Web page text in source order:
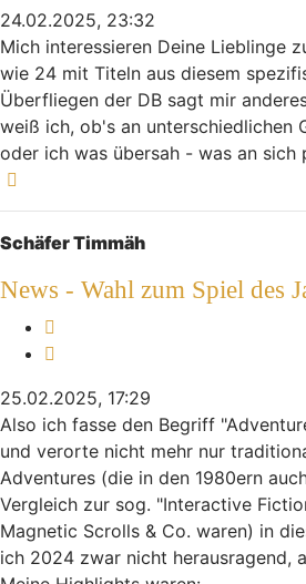
24.02.2025, 23:32
Mich interessieren Deine Lieblinge
wie 24 mit Titeln aus diesem
Überfliegen der DB sagt mir
weiß ich, ob's an unterschiedlichen
oder ich was übersah - was an sich
Schäfer Timmäh
News - Wahl zum Spiel des
25.02.2025, 17:29
Also ich fasse den Begriff
und verorte nicht mehr nur
Adventures (die in den 1980ern
Vergleich zur sog. "Interactive
Magnetic Scrolls & Co. waren) in
ich 2024 zwar nicht herausragend,